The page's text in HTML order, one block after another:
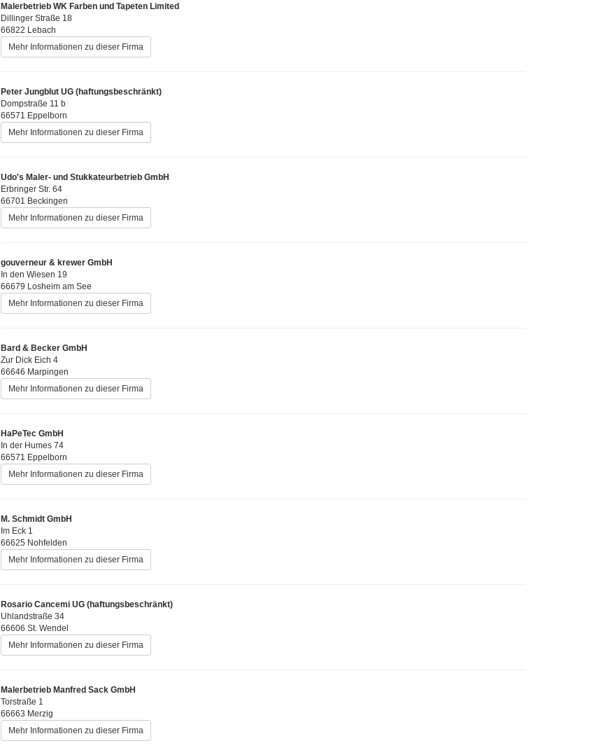
Malerbetrieb WK Farben und Tapeten Limited
Dillinger Straße 18
66822 Lebach
Mehr Informationen zu dieser Firma
Peter Jungblut UG (haftungsbeschränkt)
Dompstraße 11 b
66571 Eppelborn
Mehr Informationen zu dieser Firma
Udo's Maler- und Stukkateurbetrieb GmbH
Erbringer Str. 64
66701 Beckingen
Mehr Informationen zu dieser Firma
gouverneur & krewer GmbH
In den Wiesen 19
66679 Losheim am See
Mehr Informationen zu dieser Firma
Bard & Becker GmbH
Zur Dick Eich 4
66646 Marpingen
Mehr Informationen zu dieser Firma
HaPeTec GmbH
In der Humes 74
66571 Eppelborn
Mehr Informationen zu dieser Firma
M. Schmidt GmbH
Im Eck 1
66625 Nohfelden
Mehr Informationen zu dieser Firma
Rosario Cancemi UG (haftungsbeschränkt)
Uhlandstraße 34
66606 St. Wendel
Mehr Informationen zu dieser Firma
Malerbetrieb Manfred Sack GmbH
Torstraße 1
66663 Merzig
Mehr Informationen zu dieser Firma